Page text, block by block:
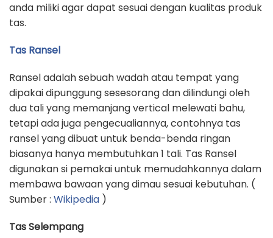
anda miliki agar dapat sesuai dengan kualitas produk
tas.
Tas Ransel
Ransel adalah sebuah wadah atau tempat yang
dipakai dipunggung sesesorang dan dilindungi oleh
dua tali yang memanjang vertical melewati bahu,
tetapi ada juga pengecualiannya, contohnya tas
ransel yang dibuat untuk benda-benda ringan
biasanya hanya membutuhkan 1 tali. Tas Ransel
digunakan si pemakai untuk memudahkannya dalam
membawa bawaan yang dimau sesuai kebutuhan. (
Sumber : Wikipedia )
Tas Selempang